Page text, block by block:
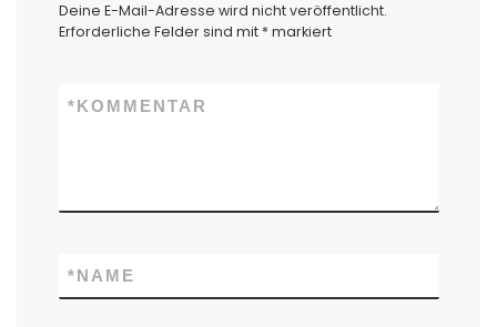
Deine E-Mail-Adresse wird nicht veröffentlicht.
Erforderliche Felder sind mit * markiert
KOMMENTAR
*
NAME
*